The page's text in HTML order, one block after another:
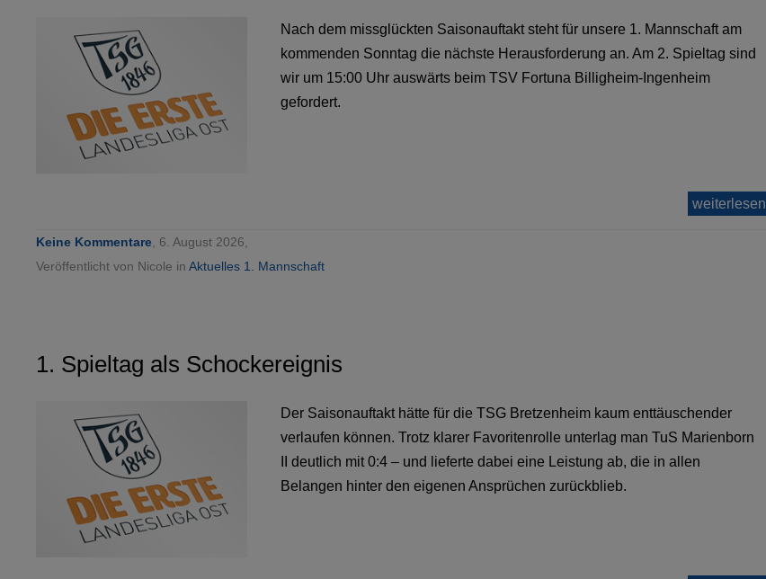
Nach dem missglückten Saisonauftakt steht für unsere 1. Mannschaft am
kommenden Sonntag die nächste Herausforderung an. Am 2. Spieltag sind
wir um 15:00 Uhr auswärts beim TSV Fortuna Billigheim-Ingenheim
gefordert.
weiterlesen
Keine Kommentare, 6. August 2026,
Veröffentlicht von Nicole inAktuelles 1. Mannschaft
1. Spieltag als Schockereignis
Der Saisonauftakt hätte für die TSG Bretzenheim kaum enttäuschender
verlaufen können. Trotz klarer Favoritenrolle unterlag man TuS Marienborn
II deutlich mit 0:4 – und lieferte dabei eine Leistung ab, die in allen
Belangen hinter den eigenen Ansprüchen zurückblieb.